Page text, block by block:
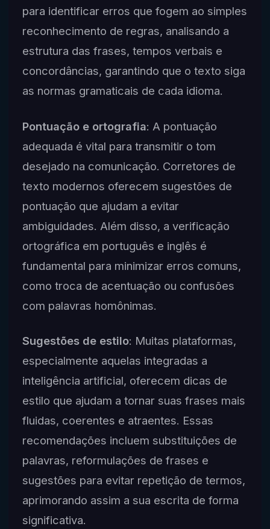
para identificar erros que fogem ao simples
reconhecimento de regras, analisando a
estrutura das frases, tempos verbais e
concordâncias, garantindo que o texto siga
as normas gramaticais de cada idioma.
Pontuação e ortografia: A pontuação
adequada é vital para transmitir o tom
desejado na comunicação. Corretores de
texto modernos oferecem sugestões de
pontuação que ajudam a evitar
ambiguidades. Além disso, a verificação
ortográfica em português e inglês é
fundamental para minimizar erros comuns,
como troca de acentuação ou confusões
com palavras homônimas.
Sugestões de estilo: Muitas plataformas,
especialmente aquelas integradas a
inteligência artificial, oferecem dicas de
estilo que ajudam a tornar suas frases mais
fluidas, coerentes e atraentes. Essas
recomendações incluem substituições de
palavras, reformulações de frases e
sugestões para evitar repetição de termos,
aprimorando assim a sua escrita de forma
significativa.